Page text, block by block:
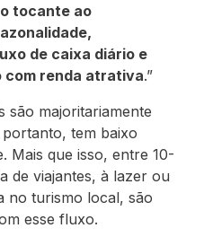
tocante ao
de caixa diário e
com renda atrativa.”
são majoritariamente
tem baixo
Mais que isso, entre 10-
de viajantes, à lazer ou
no turismo local, são
esse fluxo.